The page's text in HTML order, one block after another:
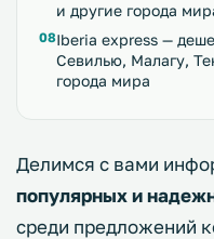
и другие города
Iberia express —
Севилью, Малагу,
города мира
Делимся с вами
популярных и
среди предложений